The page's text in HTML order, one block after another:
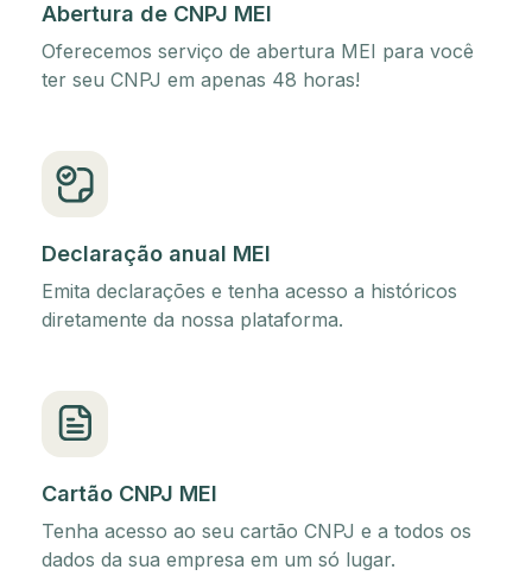
Abertura de CNPJ MEI
Oferecemos serviço de abertura MEI para você
ter seu CNPJ em apenas 48 horas!
Declaração anual MEI
Emita declarações e tenha acesso a históricos
diretamente da nossa plataforma.
Cartão CNPJ MEI
Tenha acesso ao seu cartão CNPJ e a todos os
dados da sua empresa em um só lugar.